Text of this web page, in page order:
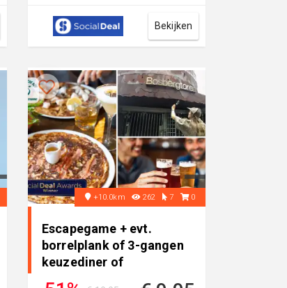
ve...
Bekijken
+10.0km 262 7 0
Escapegame + evt.
borrelplank of 3-gangen
keuzediner of